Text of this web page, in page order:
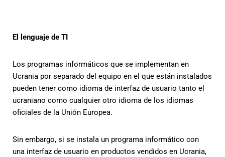
El lenguaje de TI
Los programas informáticos que se implementan en
Ucrania por separado del equipo en el que están instalados
pueden tener como idioma de interfaz de usuario tanto el
ucraniano como cualquier otro idioma de los idiomas
oficiales de la Unión Europea.
Sin embargo, si se instala un programa informático con
una interfaz de usuario en productos vendidos en Ucrania,